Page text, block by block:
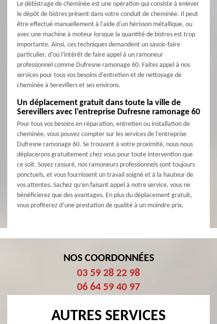
Le débistrage de cheminée est une opération qui consiste à enlever
le dépôt de bistres présent dans votre conduit de cheminée. Il peut
être effectué manuellement à l'aide d'un hérisson métallique, ou
avec une machine à moteur lorsque la quantité de bistres est trop
importante. Ainsi, ces techniques demandent un savoir-faire
particulier, d'où l'intérêt de faire appel à un ramoneur
professionnel comme Dufresne ramonage 60. Faites appel à nos
services pour tous vos besoins d'entretien et de nettoyage de
cheminée à Serevillers et ses environs.
Un déplacement gratuit dans toute la ville de
Serevillers avec l’entreprise Dufresne ramonage 60
Pour tous vos besoins en réparation, entretien ou installation de
cheminée, vous pouvez compter sur les services de l’entreprise
Dufresne ramonage 60. Se trouvant à votre proximité, nous nous
déplacerons gratuitement chez vous pour toute intervention que
ce soit. Soyez rassuré, nos ramoneurs professionnels sont toujours
ponctuels, et vous fournissent un travail soigné et à la hauteur de
vos attentes. Sachez qu’en faisant appel à notre service, vous ne
bénéficierez que des avantages. En plus du déplacement gratuit,
vous profiterez d’une prestation de qualité à un moindre prix.
NOS COORDONNÉES
03 59 28 22 98
06 64 59 40 97
AUTRES SERVICES